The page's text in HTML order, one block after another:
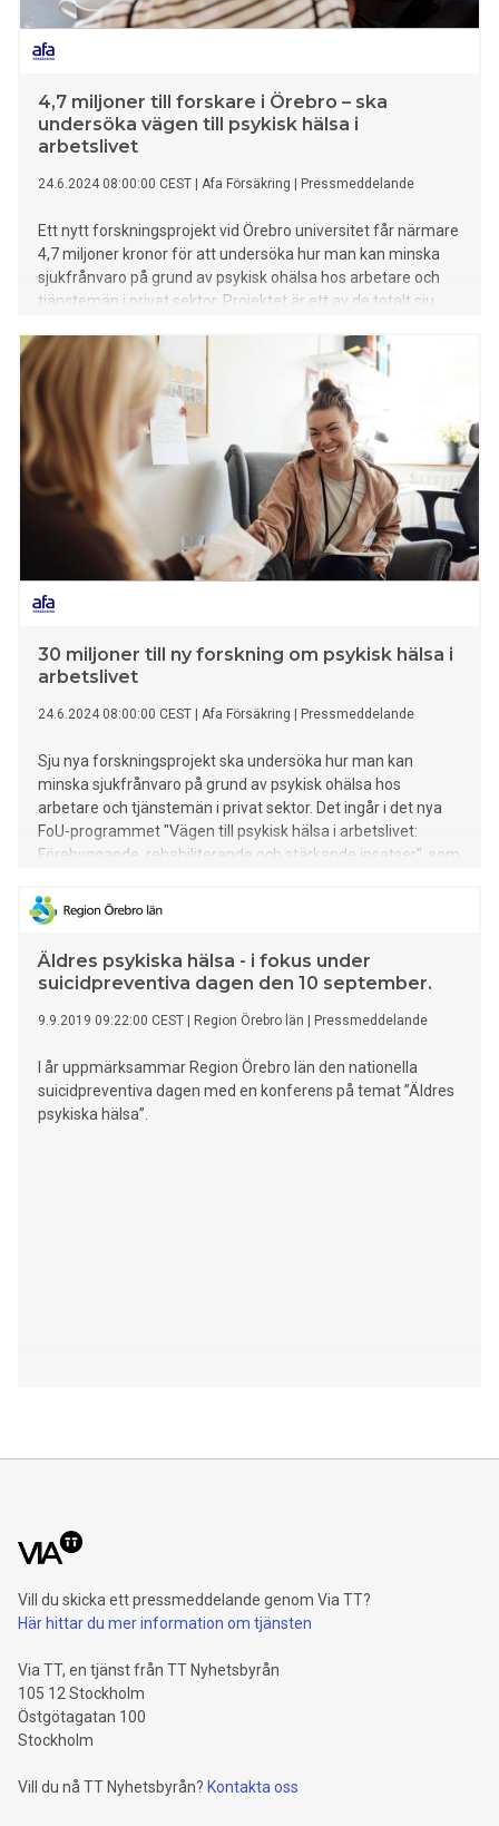
4,7 miljoner till forskare i Örebro – ska
undersöka vägen till psykisk hälsa i
arbetslivet
24.6.2024 08:00:00 CEST Afa Försäkring Pressmeddelande
Ett nytt forskningsprojekt vid Örebro universitet får närmare
4,7 miljoner kronor för att undersöka hur man kan minska
sjukfrånvaro på grund av psykisk ohälsa hos arbetare och
tjänstemän i privat sektor. Projektet är ett av de totalt sju
"Vägen till psykisk hälsa i arbetslivet: Förebyggande,
rehabiliterande och stärkande insatser", som finansieras av
Afa Försäkring och Alecta med totalt 30 miljoner kronor.
30 miljoner till ny forskning om psykisk hälsa i
arbetslivet
24.6.2024 08:00:00 CEST Afa Försäkring Pressmeddelande
Sju nya forskningsprojekt ska undersöka hur man kan
minska sjukfrånvaro på grund av psykisk ohälsa hos
arbetare och tjänstemän i privat sektor. Det ingår i det nya
FoU-programmet "Vägen till psykisk hälsa i arbetslivet:
Förebyggande, rehabiliterande och stärkande insatser", som
kronor.
Äldres psykiska hälsa - i fokus under
suicidpreventiva dagen den 10 september.
9.9.2019 09:22:00 CEST Region Örebro län Pressmeddelande
I år uppmärksammar Region Örebro län den nationella
suicidpreventiva dagen med en konferens på temat ”Äldres
psykiska hälsa”.
Vill du skicka ett pressmeddelande genom Via TT?
Här hittar du mer information om tjänsten
Via TT, en tjänst från TT Nyhetsbyrån
105 12 Stockholm
Östgötagatan 100
Stockholm
Vill du nå TT Nyhetsbyrån? Kontakta oss